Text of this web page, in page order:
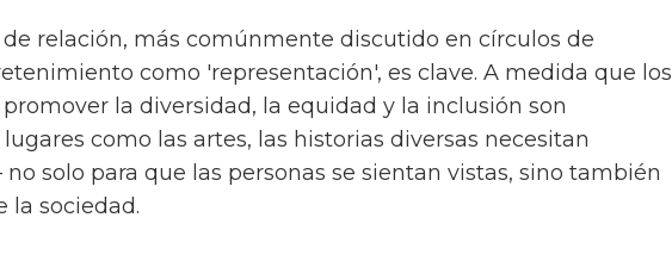
de relación, más comúnmente discutido en círculos de
como 'representación', es clave. A medida que los
la diversidad, la equidad y la inclusión son
como las artes, las historias diversas necesitan
no solo para que las personas se sientan vistas, sino también
la sociedad.